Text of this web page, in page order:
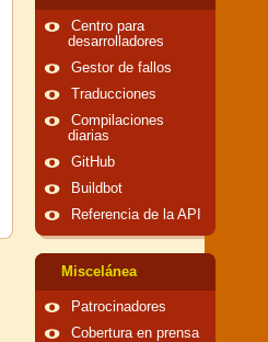
Centro para
desarrolladores
Gestor de fallos
Traducciones
Compilaciones
diarias
GitHub
Buildbot
Referencia de la API
Miscelánea
Patrocinadores
Cobertura en prensa